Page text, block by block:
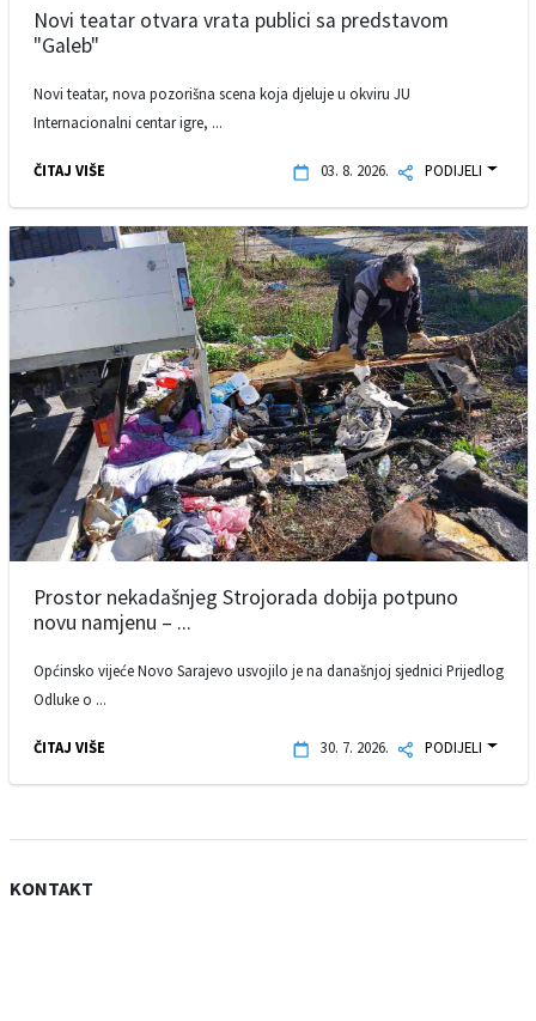
Novi teatar otvara vrata publici sa predstavom
"Galeb"
Novi teatar, nova pozorišna scena koja djeluje u okviru JU
Internacionalni centar igre, ...
ČITAJ VIŠE 03. 8. 2026. PODIJELI
Prostor nekadašnjeg Strojorada dobija potpuno
novu namjenu – ...
Općinsko vijeće Novo Sarajevo usvojilo je na današnjoj sjednici Prijedlog
Odluke o ...
ČITAJ VIŠE 30. 7. 2026. PODIJELI
KONTAKT